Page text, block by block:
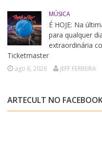
MÚSICA
É HOJE: Na
para qualquer
extraordinária
Ticketmaster
ago 6, 2026 JEFF FERREIRA
ARTECULT NO